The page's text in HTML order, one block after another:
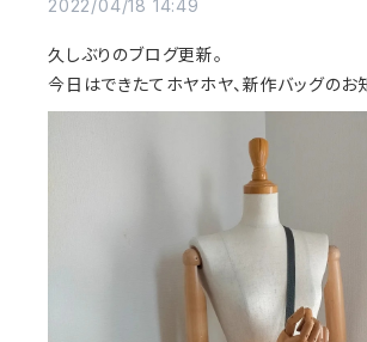
2022/04/18 14:49
久しぶりのブログ更新。
今日はできたてホヤホヤ、新作バッグのお